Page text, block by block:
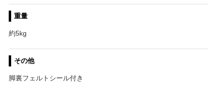
重量
約5kg
その他
脚裏フェルトシール付き